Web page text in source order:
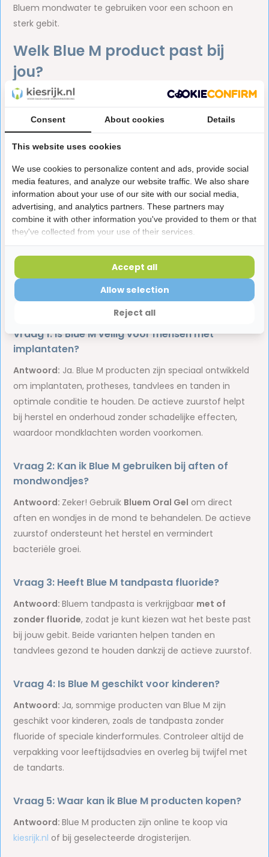
Bluem mondwater te gebruiken voor een schoon en
sterk gebit.
Welk Blue M product past bij
jou?
In onze webshop verkopen we diverse Bluem producten,
Bluem tandpastamét
Bluem Oral Gelbij aften en wondjes.
Bluem mondwaterals aanvulling op Bluem
tandpasta.
Bluem Oral Foamvoor beugeldragers en mensen
met een kunstgebit.
Blue M tongschrapermet een brede en een smalle
Veelgestelde vragen over BlueM
Vraag 1: Is Blue M veilig voor mensen met
implantaten?
Antwoord: Ja. Blue M producten zijn speciaal ontwikkeld
om implantaten, protheses, tandvlees en tanden in
optimale conditie te houden. De actieve zuurstof helpt
bij herstel en onderhoud zonder schadelijke effecten,
waardoor mondklachten worden voorkomen.
Vraag 2: Kan ik Blue M gebruiken bij aften of
mondwondjes?
Antwoord: Zeker! Gebruik Bluem Oral Gel om direct
aften en wondjes in de mond te behandelen. De actieve
zuurstof ondersteunt het herstel en vermindert
bacteriële groei.
Vraag 3: Heeft Blue M tandpasta fluoride?
Antwoord:Bluem tandpasta is verkrijgbaar met of
zonder fluoride, zodat je kunt kiezen wat het beste past
bij jouw gebit. Beide varianten helpen tanden en
tandvlees gezond te houden dankzij de actieve zuurstof.
Vraag 4: Is Blue M geschikt voor kinderen?
Antwoord: Ja, sommige producten van Blue M zijn
geschikt voor kinderen, zoals de tandpasta zonder
fluoride of speciale kinderformules. Controleer altijd de
verpakking voor leeftijdsadvies en overleg bij twijfel met
de tandarts.
Vraag 5: Waar kan ik Blue M producten kopen?
Antwoord:Blue M producten zijn online te koop via
kiesrijk.nl of bij geselecteerde drogisterijen.
Consent About cookies Details
This website uses cookies
We use cookies to personalize content and ads, provide social
media features, and analyze our website traffic. We also share
information about your use of our site with our social media,
advertising, and analytics partners. These partners may
combine it with other information you've provided to them or that
they've collected from your use of their services.
Reject all
Allow selection
Accept all